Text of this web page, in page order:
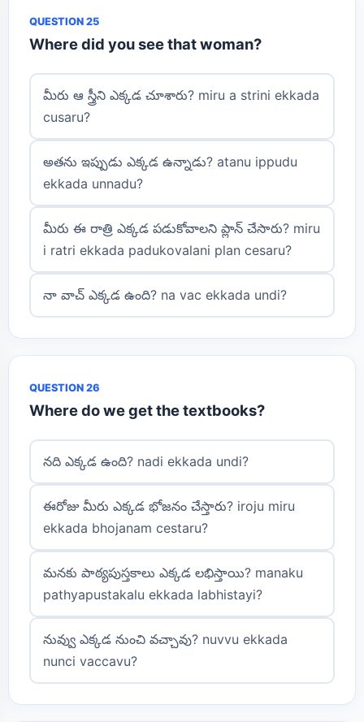
QUESTION 25
Where did you see that woman?
మీరు ఆ స్త్రీని ఎక్కడ చూశారు? miru a strini ekkada
cusaru?
అతను ఇప్పుడు ఎక్కడ ఉన్నాడు? atanu ippudu
ekkada unnadu?
మీరు ఈ రాత్రి ఎక్కడ పడుకోవాలని ప్లాన్ చేసారు? miru
i ratri ekkada padukovalani plan cesaru?
నా వాచ్ ఎక్కడ ఉంది? na vac ekkada undi?
QUESTION 26
Where do we get the textbooks?
నది ఎక్కడ ఉంది? nadi ekkada undi?
ఈరోజు మీరు ఎక్కడ భోజనం చేస్తారు? iroju miru
ekkada bhojanam cestaru?
మనకు పాఠ్యపుస్తకాలు ఎక్కడ లభిస్తాయి? manaku
pathyapustakalu ekkada labhistayi?
నువ్వు ఎక్కడ నుంచి వచ్చావు? nuvvu ekkada
nunci vaccavu?